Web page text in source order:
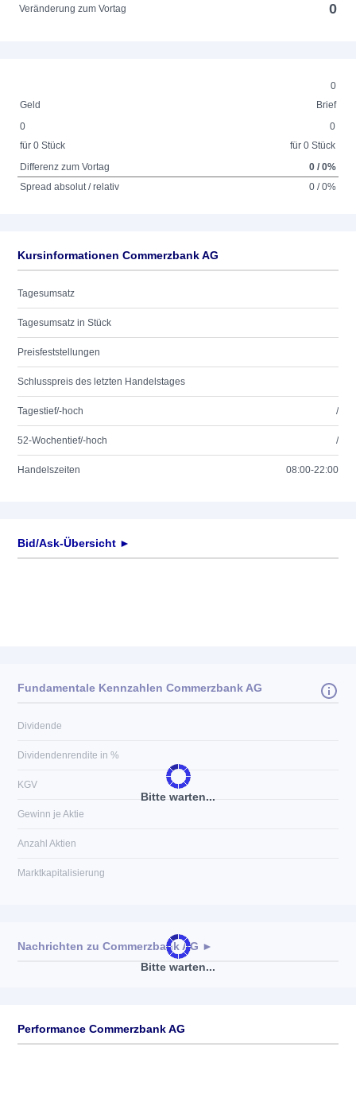
Veränderung zum Vortag 0
0
Geld
Brief
0
für 0 Stück
0
für 0 Stück
Differenz zum Vortag
0 / 0%
Spread absolut / relativ
0 / 0%
Kursinformationen Commerzbank AG
Tagesumsatz
Tagesumsatz in Stück
Preisfeststellungen
Schlusspreis des letzten Handelstages
Tagestief/-hoch /
52-Wochentief/-hoch /
Handelszeiten 08:00-22:00
Bid/Ask-Übersicht ►
Bitte warten...
Fundamentale Kennzahlen Commerzbank AG
Dividende
Dividendenrendite in %
KGV
Gewinn je Aktie
Anzahl Aktien
Marktkapitalisierung
Bitte warten...
Nachrichten zu Commerzbank AG ►
Performance Commerzbank AG